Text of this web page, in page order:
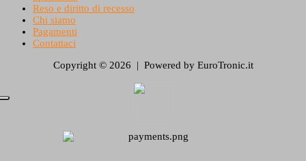
Reso e diritto di recesso
Chi siamo
Pagamenti
Contattaci
Copyright © 2026 | Powered by EuroTronic.it